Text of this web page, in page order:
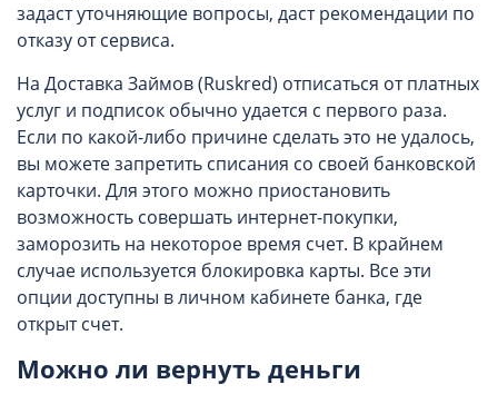
задаст уточняющие вопросы, даст рекомендации по
отказу от сервиса.
На Доставка Займов (Ruskred) отписаться от платных
услуг и подписок обычно удается с первого раза.
Если по какой-либо причине сделать это не удалось,
вы можете запретить списания со своей банковской
карточки. Для этого можно приостановить
возможность совершать интернет-покупки,
заморозить на некоторое время счет. В крайнем
случае используется блокировка карты. Все эти
опции доступны в личном кабинете банка, где
открыт счет.
Можно ли вернуть деньги